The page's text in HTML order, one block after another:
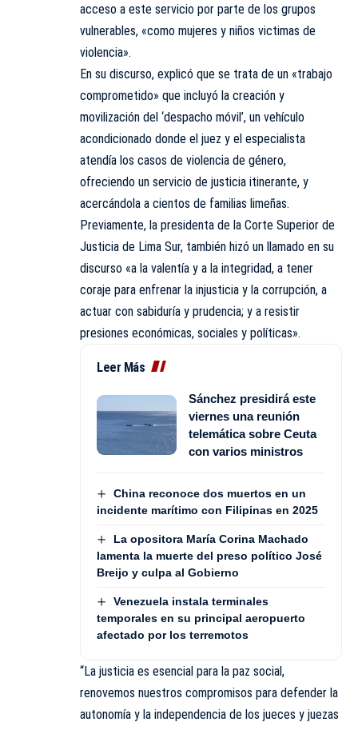
acceso a este servicio por parte de los grupos
vulnerables, «como mujeres y niños victimas de
violencia».
En su discurso, explicó que se trata de un «trabajo
comprometido» que incluyó la creación y
movilización del ‘despacho móvil’, un vehículo
acondicionado donde el juez y el especialista
atendía los casos de violencia de género,
ofreciendo un servicio de justicia itinerante, y
acercándola a cientos de familias limeñas.
Previamente, la presidenta de la Corte Superior de
Justicia de Lima Sur, también hizó un llamado en su
discurso «a la valentía y a la integridad, a tener
coraje para enfrenar la injusticia y la corrupción, a
actuar con sabiduría y prudencia; y a resistir
presiones económicas, sociales y políticas».
Leer Más
Sánchez presidirá este
viernes una reunión
telemática sobre Ceuta
con varios ministros
China reconoce dos muertos en un
incidente marítimo con Filipinas en 2025
La opositora María Corina Machado
lamenta la muerte del preso político José
Breijo y culpa al Gobierno
Venezuela instala terminales
temporales en su principal aeropuerto
afectado por los terremotos
“La justicia es esencial para la paz social,
renovemos nuestros compromisos para defender la
autonomía y la independencia de los jueces y juezas